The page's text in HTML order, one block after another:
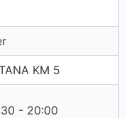
KM 5
- 20:00